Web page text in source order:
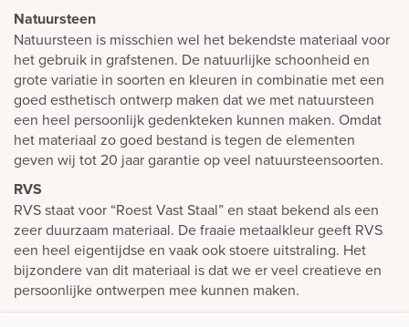
Natuursteen
Natuursteen is misschien wel het bekendste materiaal voor
het gebruik in grafstenen. De natuurlijke schoonheid en
grote variatie in soorten en kleuren in combinatie met een
goed esthetisch ontwerp maken dat we met natuursteen
een heel persoonlijk gedenkteken kunnen maken. Omdat
het materiaal zo goed bestand is tegen de elementen
geven wij tot 20 jaar garantie op veel natuursteensoorten.
RVS
RVS staat voor “Roest Vast Staal” en staat bekend als een
zeer duurzaam materiaal. De fraaie metaalkleur geeft RVS
een heel eigentijdse en vaak ook stoere uitstraling. Het
bijzondere van dit materiaal is dat we er veel creatieve en
persoonlijke ontwerpen mee kunnen maken.